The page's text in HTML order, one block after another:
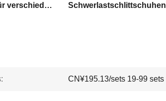
Maschinenschlitten für verschiedene Schwerlastzwecke Schwerlastschlittschuhen
CN¥195.13/sets 19-99 sets